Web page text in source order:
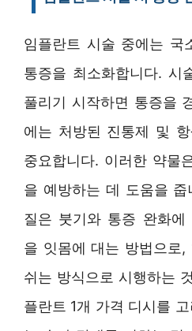
임플란트 시술 중에는 국
통증을 최소화합니다. 시
풀리기 시작하면 통증을
에는 처방된 진통제 및
중요합니다. 이러한 약물
을 예방하는 데 도움을 줍
질은 붓기와 통증 완화에
을 잇몸에 대는 방법으로
쉬는 방식으로 시행하는
플란트 1개 가격 디시를